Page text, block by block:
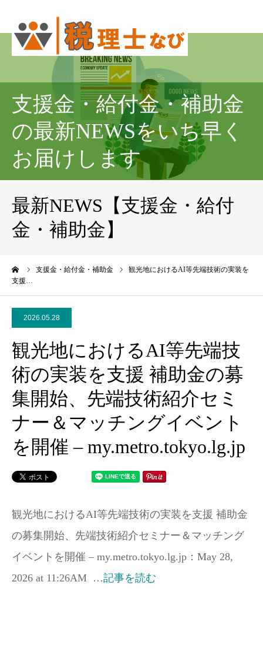
支援金・給付金・補助金
の最新NEWSをいち早く
お届けします
最新NEWS【支援金・給付
金・補助金】
支援金・給付金・補助金
観光地におけるAI等先端技術の実装を
支援…
2026.05.28
観光地におけるAI等先端技
術の実装を支援 補助金の募
集開始、先端技術紹介セミ
ナー＆マッチングイベント
を開催 – my.metro.tokyo.lg.jp
観光地におけるAI等先端技術の実装を支援 補助金
の募集開始、先端技術紹介セミナー＆マッチング
イベントを開催 – my.metro.tokyo.lg.jp：May 28,
2026 at 11:26AM …記事を読む